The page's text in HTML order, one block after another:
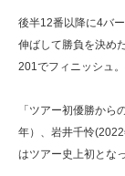
後半12番以降に4バ
伸ばして勝負を決め
201でフィニッシュ
「ツアー初優勝か
年）、岩井千怜
はツアー史上初となっ